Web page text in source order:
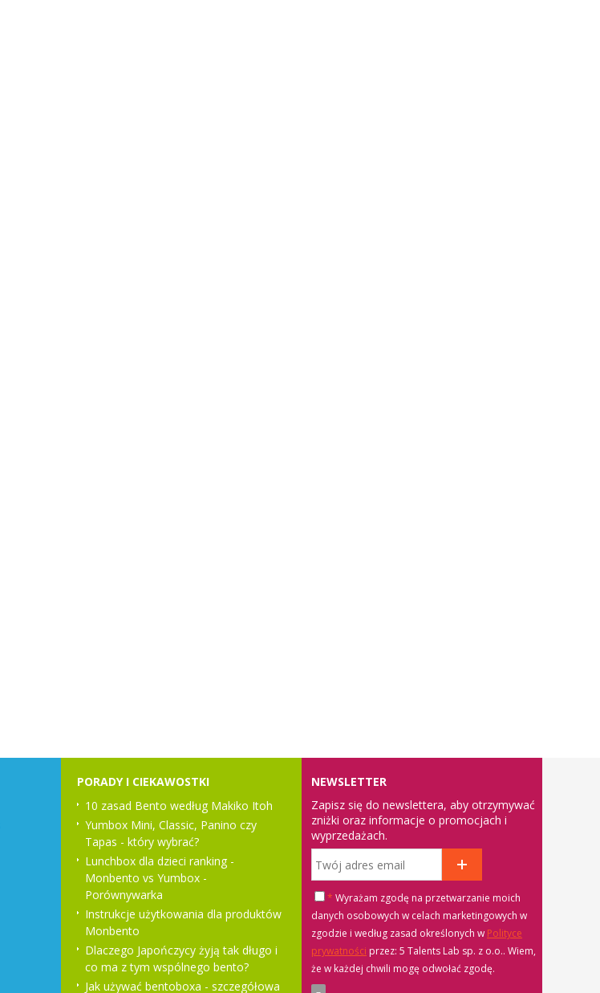
PORADY I CIEKAWOSTKI
10 zasad Bento według Makiko Itoh
Yumbox Mini, Classic, Panino czy
Tapas - który wybrać?
Lunchbox dla dzieci ranking -
Monbento vs Yumbox -
Porównywarka
Instrukcje użytkowania dla produktów
Monbento
Dlaczego Japończycy żyją tak długo i
co ma z tym wspólnego bento?
Jak używać bentoboxa - szczegółowa
NEWSLETTER
Zapisz się do newslettera, aby otrzymywać
zniżki oraz informacje o promocjach i
wyprzedażach.
* Wyrażam zgodę na przetwarzanie moich
danych osobowych w celach marketingowych w
zgodzie i według zasad określonych w Polityce
prywatności
przez: 5 Talents Lab sp. z o.o.. Wiem,
że w każdej chwili mogę odwołać zgodę.